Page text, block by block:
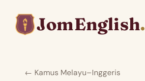
JomEnglish.
← Kamus Melayu–Inggeris